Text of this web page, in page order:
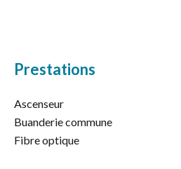
Prestations
Ascenseur
Buanderie commune
Fibre optique